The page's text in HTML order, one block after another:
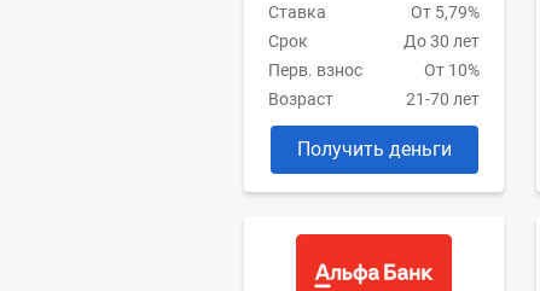
Ставка
От 5,79%
Срок
До 30 лет
Перв. взнос
От 10%
Возраст
21-70 лет
Получить деньги